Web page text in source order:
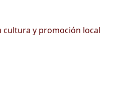
cultura y promoción local